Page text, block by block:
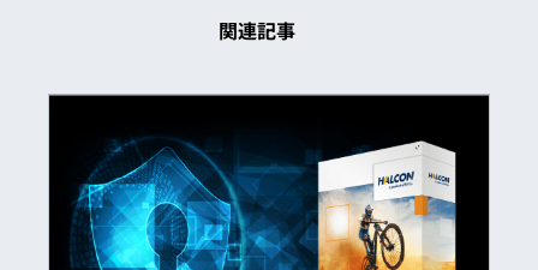
関連記事